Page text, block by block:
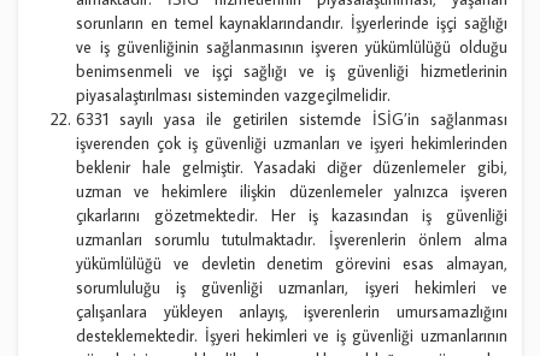
sorunların en temel kaynaklarındandır. İşyerlerinde işçi sağlığı
ve iş güvenliğinin sağlanmasının işveren yükümlülüğü olduğu
benimsenmeli ve işçi sağlığı ve iş güvenliği hizmetlerinin
piyasalaştırılması sisteminden vazgeçilmelidir.
6331 sayılı yasa ile getirilen sistemde İSİG’in sağlanması
işverenden çok iş güvenliği uzmanları ve işyeri hekimlerinden
beklenir hale gelmiştir. Yasadaki diğer düzenlemeler gibi,
uzman ve hekimlere ilişkin düzenlemeler yalnızca işveren
çıkarlarını gözetmektedir. Her iş kazasından iş güvenliği
uzmanları sorumlu tutulmaktadır. İşverenlerin önlem alma
yükümlülüğü ve devletin denetim görevini esas almayan,
sorumluluğu iş güvenliği uzmanları, işyeri hekimleri ve
çalışanlara yükleyen anlayış, işverenlerin umursamazlığını
desteklemektedir. İşyeri hekimleri ve iş güvenliği uzmanlarının